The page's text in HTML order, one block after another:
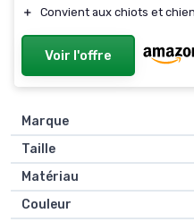
＋
Convient aux chiots et
Voir l'offre
Marque
Taille
Matériau
Couleur